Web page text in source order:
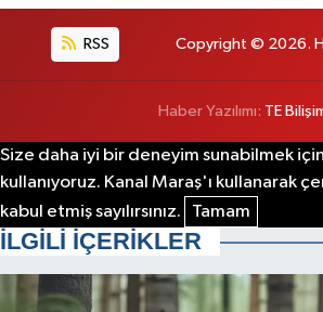
RSS Copyright © 2026.
Haber Yazılımı: TE
Size daha iyi bir deneyim sunabilmek
kullanıyoruz. Kanal Maraş'ı kullanarak
kabul etmiş sayılırsınız.
Tamam